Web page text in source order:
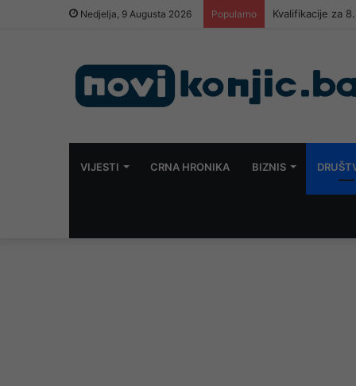
Nedjelja, 9 Augusta 2026 Popularno Kvalifikacije za
VIJESTI CRNA HRONIKA BIZNIS